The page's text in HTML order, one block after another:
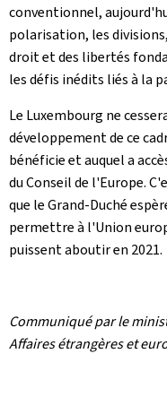
conventionnel,
polarisation, les
droit et des libertés
les défis inédits liés à la
Le Luxembourg ne
développement de ce
bénéficie et auquel a
du Conseil de l'Europe.
que le Grand-Duché
permettre à l'Union
puissent aboutir en 2021.
Communiqué par le
Affaires étrangères et